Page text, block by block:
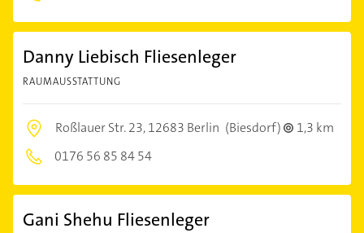
Danny Liebisch Fliesenleger
RAUMAUSSTATTUNG
Roßlauer Str. 23,12683 Berlin (Biesdorf)
1,3 km
0176 56 85 84 54
Gani Shehu Fliesenleger